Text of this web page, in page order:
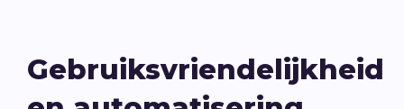
Gebruiksvriendelijkheid